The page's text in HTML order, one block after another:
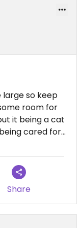
large so keep
room for
it being a cat
cared for
07-16
Share